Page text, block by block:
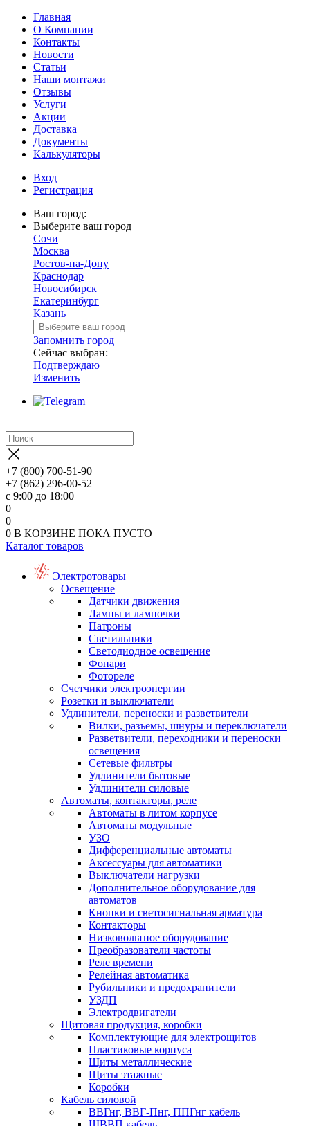
Главная
О Компании
Контакты
Новости
Статьи
Наши монтажи
Отзывы
Услуги
Акции
Доставка
Документы
Калькуляторы
Вход
Регистрация
Ваш город:
Выберите ваш город
Сочи
Москва
Ростов-на-Дону
Краснодар
Новосибирск
Екатеринбург
Казань
Запомнить город
Сейчас выбран:
Подтверждаю
Изменить
+7 (800) 700-51-90
+7 (862) 296-00-52
с 9:00 до 18:00
0
0
0 В КОРЗИНЕ ПОКА ПУСТО
Каталог товаров
Электротовары
Освещение
Датчики движения
Лампы и лампочки
Патроны
Светильники
Светодиодное освещение
Фонари
Фотореле
Счетчики электроэнергии
Розетки и выключатели
Удлинители, переноски и разветвители
Вилки, разъемы, шнуры и переключатели
Разветвители, переходники и переноски
освещения
Сетевые фильтры
Удлинители бытовые
Удлинители силовые
Автоматы, контакторы, реле
Автоматы в литом корпусе
Автоматы модульные
УЗО
Дифференциальные автоматы
Аксессуары для автоматики
Выключатели нагрузки
Дополнительное оборудование для
автоматов
Кнопки и светосигнальная арматура
Контакторы
Низковольтное оборудование
Преобразователи частоты
Реле времени
Релейная автоматика
Рубильники и предохранители
УЗДП
Электродвигатели
Щитовая продукция, коробки
Комплектующие для электрощитов
Пластиковые корпуса
Щиты металлические
Щиты этажные
Коробки
Кабель силовой
ВВГнг, ВВГ-Пнг, ППГнг кабель